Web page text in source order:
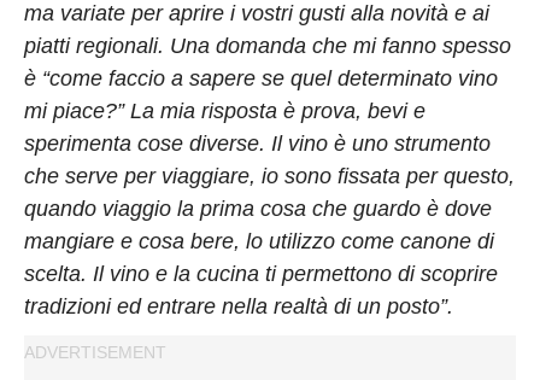
ma variate per aprire i vostri gusti alla novità e ai
piatti regionali. Una domanda che mi fanno spesso
è “come faccio a sapere se quel determinato vino
mi piace?” La mia risposta è prova, bevi e
sperimenta cose diverse. Il vino è uno strumento
che serve per viaggiare, io sono fissata per questo,
quando viaggio la prima cosa che guardo è dove
mangiare e cosa bere, lo utilizzo come canone di
scelta. Il vino e la cucina ti permettono di scoprire
tradizioni ed entrare nella realtà di un posto”.